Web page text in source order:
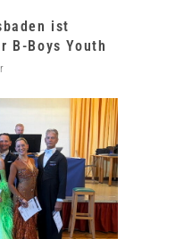
ist
B-Boys Youth